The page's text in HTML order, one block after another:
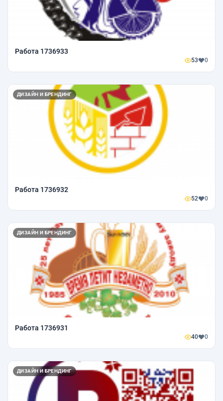
Работа 1736933
53 0
ДИЗАЙН И БРЕНДИНГ
Работа 1736932
52 0
ДИЗАЙН И БРЕНДИНГ
Работа 1736931
40 0
ДИЗАЙН И БРЕНДИНГ